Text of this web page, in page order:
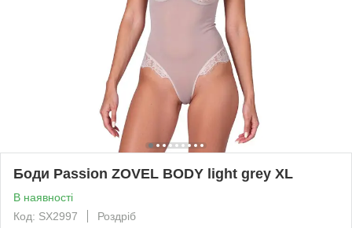
Боди Passion ZOVEL BODY light grey XL
В наявності
Код: SX2997
Роздріб